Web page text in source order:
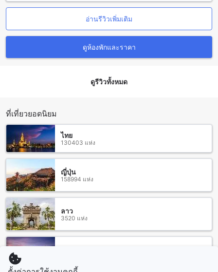
สะเดา: จุดพักผ่อนเหนือระดับในหาดใหญ่
สะเดาเป็นเมืองเล็กชายฝั่งที่ตั้งอยู่ในเขตอำเภอหาดใหญ่ จังหวัด
สงขลา และเป็นสถานที่ท่องเที่ยวที่ได้รับความนิยมในภูมิภาคใต้
ของประเทศไทย มีอากาศร้อนชื้นตลอดทั้งปีและเป็นที่ตั้งของ
โฮเต็ล ด่านนอก เป็นที่พักที่มีความเป็นส่วนตัวและมอบความ
โบราณสถาปัตยกรรมที่งดงามและเป็นที่สำคัญของชาวสะเดา
สะเดายังมีตลาดน้ำที่เปิดให้บริการอาหารอร่อยและของที่ระลึกที่
น่าสนใจ
วิธีการเดินทางจากสนามบินสุวรรณภูมิไปยังเอ็ม โฮเต็ล ด่านนอก
ถ้าคุณกำลังมองหาที่พักที่สะดวกสบายและใกล้เคียงกับสนามบิน
สุวรรณภูมิ และต้องการเข้าพักในเอ็ม โฮเต็ล ด่านนอกที่ตั้งอยู่ใน
สะเดา, หาดใหญ่ ไทย นี่คือข้อมูลเกี่ยวกับวิธีการเดินทางจาก
สนามบินสุวรรณภูมิไปยังที่พักนี้
วิธีที่สะดวกที่สุดในการเดินทางจากสนามบินสุวรรณภูมิไปยังเอ็ม
โฮเต็ล ด่านนอกคือการเดินทางด้วยรถยนต์ส่วนตัวหรือรถเช่า ให้
ขับตามทางหลวงหมายเลข 4 จากสนามบินไปทางทิศใต้ และตรง
ผ่านสะเดา จากนั้นเลี้ยวขวาที่แยกเมืองสะเดา และเลี้ยวซ้ายเข้าสู่
ถนนสาย 4081 จากนั้นเดินต่อไปประมาณ 1.5 กิโลเมตร และเอ็ม
โฮเต็ล ด่านนอกจะอยู่ทางด้านซ้ายมือ
อ่านรีวิวเพิ่มเติม
ดูห้องพักและราคา
ดูรีวิวทั้งหมด
ที่เที่ยวยอดนิยม
ไทย
130403 แห่ง
ญี่ปุ่น
158994 แห่ง
ลาว
3520 แห่ง